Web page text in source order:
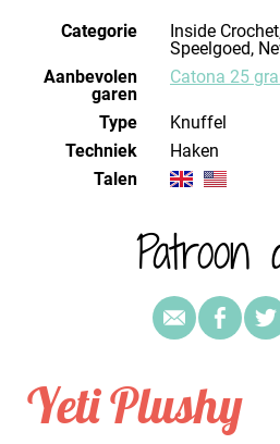
Categorie
Inside Crochet, Kinderen,
Speelgoed,
Aanbevolen
garen
Catona 25
Type
Knuffel
Techniek
haken
Talen
Patroon
Yeti Plushy